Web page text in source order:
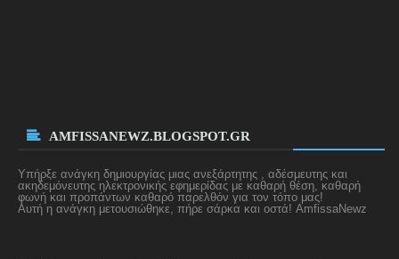
AMFISSANEWZ.BLOGSPOT.GR
Υπήρξε ανάγκη δημιουργίας μιας ανεξάρτητης , αδέσμευτης και
ακηδεμόνευτης ηλεκτρονικής εφημερίδας με καθαρή θέση, καθαρή
φωνή και προπάντων καθαρό παρελθόν για τον τόπο μας!
Αυτή η ανάγκη μετουσιώθηκε, πήρε σάρκα και οστά! AmfissaNewz